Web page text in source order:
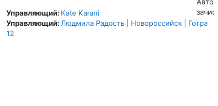
Управляющий: Kate Karani
Управляющий:Людмила Радость | Новороссийск | Готра
12